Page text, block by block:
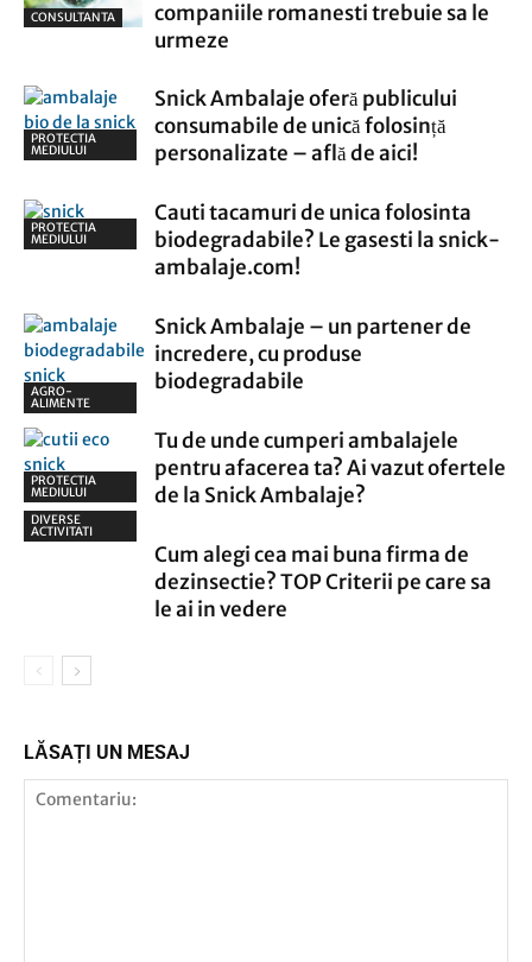
CONSULTANTA
companiile romanesti trebuie sa le
urmeze
PROTECTIA
MEDIULUI
Snick Ambalaje oferă publicului
consumabile de unică folosință
personalizate – află de aici!
PROTECTIA
MEDIULUI
Cauti tacamuri de unica folosinta
biodegradabile? Le gasesti la snick-
ambalaje.com!
AGRO-
ALIMENTE
Snick Ambalaje – un partener de
incredere, cu produse
biodegradabile
PROTECTIA
MEDIULUI
Tu de unde cumperi ambalajele
pentru afacerea ta? Ai vazut ofertele
de la Snick Ambalaje?
DIVERSE
ACTIVITATI
Cum alegi cea mai buna firma de
dezinsectie? TOP Criterii pe care sa
le ai in vedere
LĂSAȚI UN MESAJ